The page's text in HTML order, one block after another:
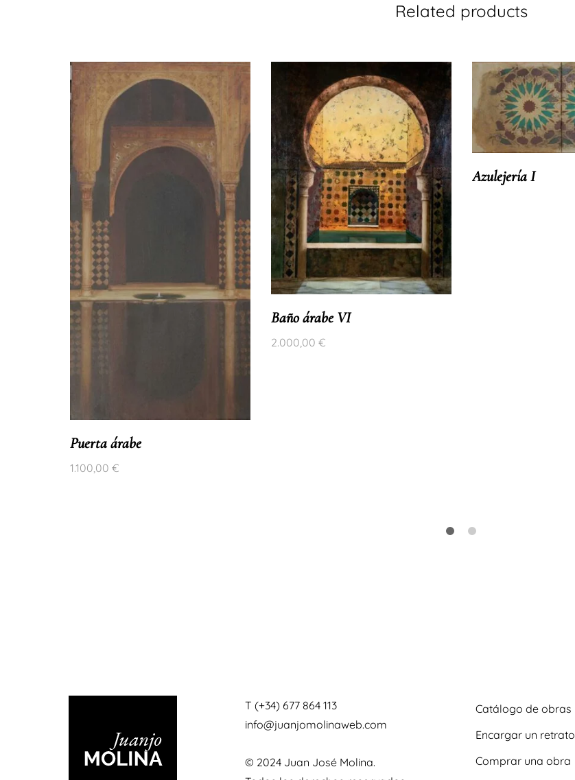
Related products
Puerta árabe
1.100,00 €
Baño árabe VI
2.000,00 €
Azulejería I
T (+34) 677 864 113
info@juanjomolinaweb.com
© 2024 Juan José Molina.
Catálogo de obras
Encargar un retrato
Comprar una obra